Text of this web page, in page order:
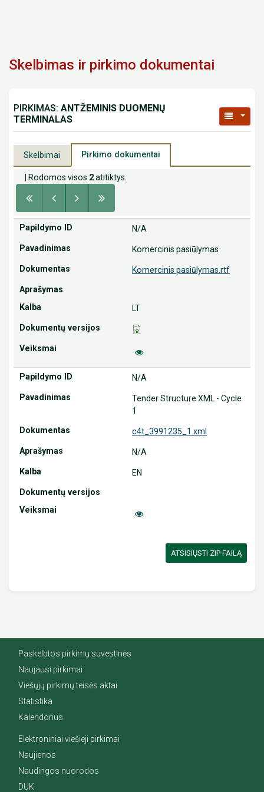
Skelbimas ir pirkimo dokumentai
PIRKIMAS: ANTŽEMINIS DUOMENŲ
TERMINALAS
Skelbimai Pirkimo dokumentai
| Rodomos visos 2atitiktys.
N/A
Komercinis pasiūlymas
Komercinis pasiūlymas.rtf
LT
N/A
Tender Structure XML - Cycle
1
c4t_3991235_1.xml
N/A
EN
ATSISIŲSTI ZIP FAILĄ
Paskelbtos pirkimų suvestinės
Naujausi pirkimai
Viešųjų pirkimų teisės aktai
Statistika
Kalendorius
Elektroniniai viešieji pirkimai
Naujienos
Naudingos nuorodos
DUK